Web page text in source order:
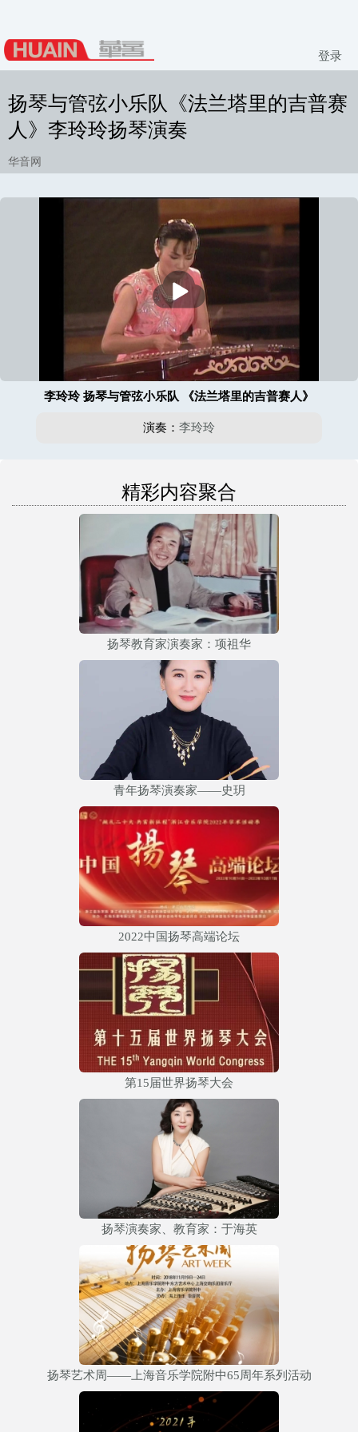
登录
扬琴与管弦小乐队《法兰塔里的吉普赛
人》李玲玲扬琴演奏
华音网
播
放
李玲玲 扬琴与管弦小乐队 《法兰塔里的吉普赛人》
演奏： 李玲玲
精彩内容聚合
扬琴教育家演奏家：项祖华
青年扬琴演奏家——史玥
2022中国扬琴高端论坛
第15届世界扬琴大会
扬琴演奏家、教育家：于海英
扬琴艺术周——上海音乐学院附中65周年系列活动